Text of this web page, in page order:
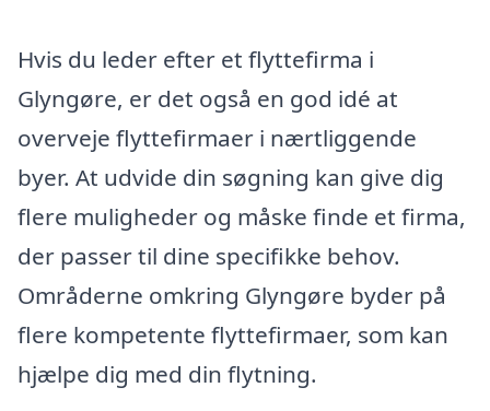
Hvis du leder efter et flyttefirma i
Glyngøre, er det også en god idé at
overveje flyttefirmaer i nærtliggende
byer. At udvide din søgning kan give dig
flere muligheder og måske finde et firma,
der passer til dine specifikke behov.
Områderne omkring Glyngøre byder på
flere kompetente flyttefirmaer, som kan
hjælpe dig med din flytning.